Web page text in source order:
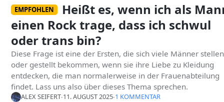
EMPFOHLEN
Heißt es, wenn ich als
einen Rock trage, dass ich schwul
oder trans bin?
Diese Frage ist eine der Ersten, die sich viele Männer stellen
oder gestellt bekommen, wenn sie ihre Liebe zu Kleidung
entdecken, die man normalerweise in der Frauenabteilung
findet. Lass uns also über dieses Thema sprechen.
ALEX SEIFERT∙11. AUGUST 2025∙1 KOMMENTAR